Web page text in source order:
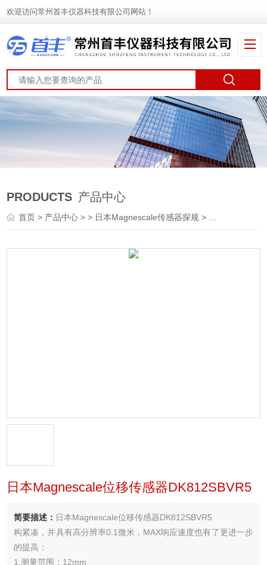
欢迎访问常州首丰仪器科技有限公司网站！
PRODUCTS 产品中心
首页> 产品中心 > > 日本Magnescale传感器探规 > 日本Magnescale位移传感器DK812SBVR5
日本Magnescale位移传感器DK812SBVR5
简要描述： 日本Magnescale位移传感器DK812SBVR5
构紧凑，并具有高分辨率0.1微米，MAX响应速度也有了更进一步
的提高：
1.测量范围：12mm